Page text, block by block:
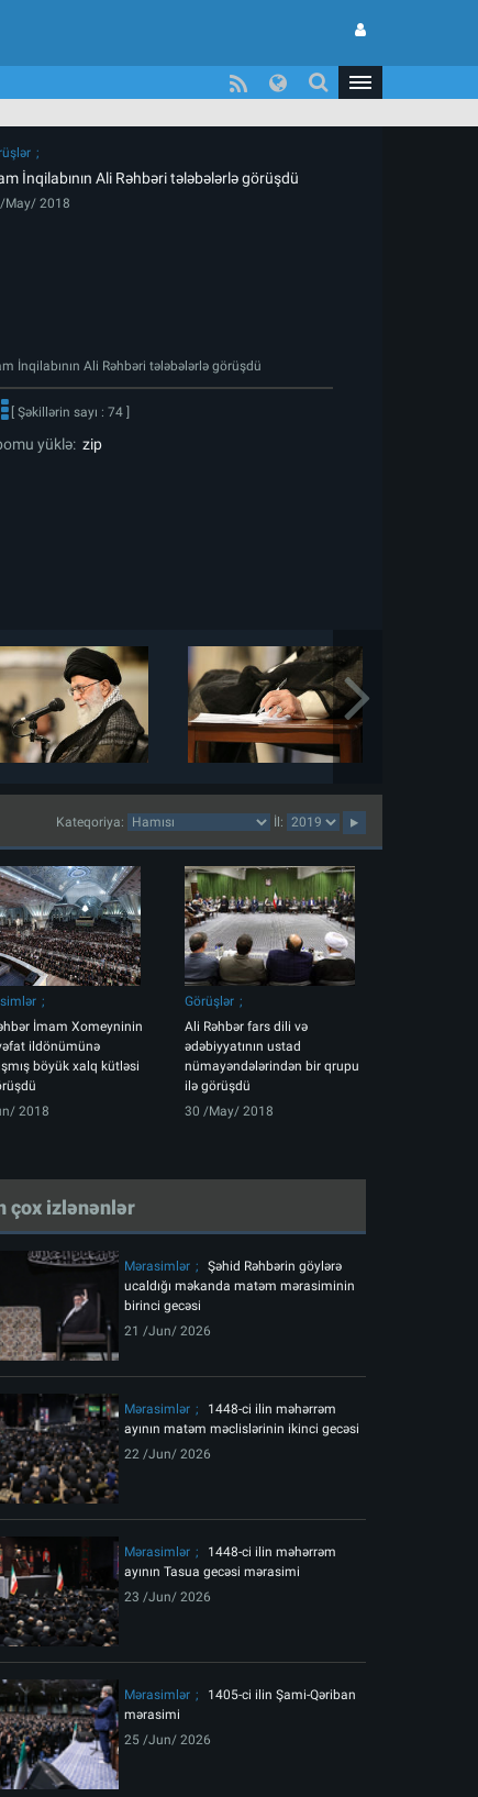
İnqilabının Ali Rəhbəri tələbələrlə görüşdü
May/ 2018
İnqilabının Ali Rəhbəri tələbələrlə görüşdü
[ Şəkillərin sayı : 74 ]
yüklə: zip
Kateqoriya: İl:
İmam Xomeyninin
ildönümünə
böyük xalq kütləsi
2018
Görüşlər
Ali Rəhbər fars dili və
ədəbiyyatının ustad
nümayəndələrindən bir qrupu
ilə görüşdü
30 /May/ 2018
çox izlənənlər
Mərasimlər
Şəhid Rəhbərin göylərə
ucaldığı məkanda matəm mərasiminin
birinci gecəsi
21 /Jun/ 2026
Mərasimlər
1448-ci ilin məhərrəm
ayının matəm məclislərinin ikinci gecəsi
22 /Jun/ 2026
Mərasimlər
1448-ci ilin məhərrəm
ayının Tasua gecəsi mərasimi
23 /Jun/ 2026
Mərasimlər
1405-ci ilin Şami-Qəriban
mərasimi
25 /Jun/ 2026